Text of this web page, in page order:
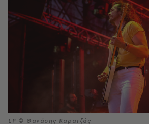
LP © Θανάσης Καρατζάς